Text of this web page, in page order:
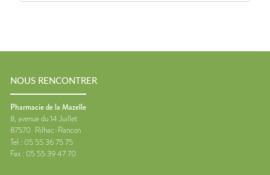
NOUS RENCONTRER
Pharmacie de la Mazelle
8, avenue du 14 Juillet
87570 Rilhac-Rancon
Tel : 05 55 36 75 75
Fax : 05 55 39 47 70